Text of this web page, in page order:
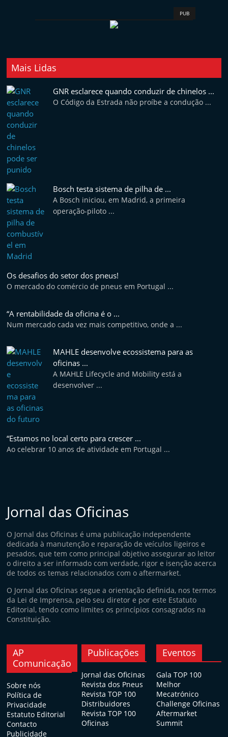
PUB
Mais Lidas
GNR esclarece quando conduzir de chinelos ...
O Código da Estrada não proíbe a condução ...
Bosch testa sistema de pilha de ...
A Bosch iniciou, em Madrid, a primeira
operação-piloto ...
Os desafios do setor dos pneus!
O mercado do comércio de pneus em Portugal ...
“A rentabilidade da oficina é o ...
Num mercado cada vez mais competitivo, onde a ...
MAHLE desenvolve ecossistema para as
oficinas ...
A MAHLE Lifecycle and Mobility está a
desenvolver ...
“Estamos no local certo para crescer ...
Ao celebrar 10 anos de atividade em Portugal ...
Jornal das Oficinas
O Jornal das Oficinas é uma publicação independente
dedicada à manutenção e reparação de veículos ligeiros e
pesados, que tem como principal objetivo assegurar ao leitor
o direito a ser informado com verdade, rigor e isenção acerca
de todos os temas relacionados com o aftermarket.
O Jornal das Oficinas segue a orientação definida, nos termos
da Lei de Imprensa, pelo seu diretor e por este Estatuto
Editorial, tendo como limites os princípios consagrados na
Constituição.
AP
Comunicação
Sobre nós
Política de
Privacidade
Estatuto Editorial
Contacto
Publicidade
Publicações
Jornal das Oficinas
Revista dos Pneus
Revista TOP 100
Distribuidores
Revista TOP 100
Oficinas
Eventos
Gala TOP 100
Melhor
Mecatrónico
Challenge Oficinas
Aftermarket
Summit